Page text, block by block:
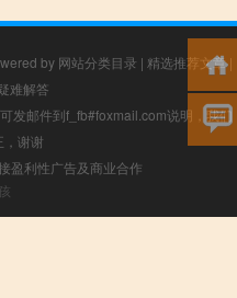
by 网站分类目录 | 精选推荐文章|
难解答
发邮件到f_fb#foxmail.com说明，我们
，谢谢
盈利性广告及商业合作